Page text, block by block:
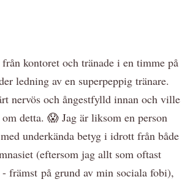
kontoret och tränade i en timme på
ledning av en superpeppig tränare.
nervös och ångestfylld innan och ville
detta. 😱 Jag är liksom en person
underkända betyg i idrott från både
(eftersom jag allt som oftast
- främst på grund av min sociala fobi),